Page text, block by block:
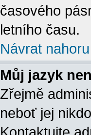
časového
letního času.
Návrat nahoru
Můj jazyk
Zřejmě
neboť jej